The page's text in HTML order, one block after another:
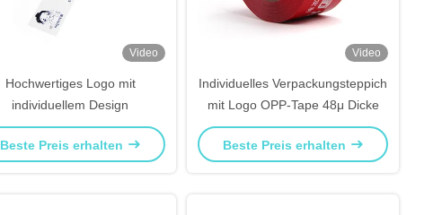
Video
Hochwertiges Logo mit
individuellem Design
Beste Preis erhalten
Video
Individuelles Verpackungsteppich
mit Logo OPP-Tape 48μ Dicke
Beste Preis erhalten